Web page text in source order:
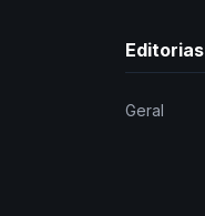
Editorias
Geral